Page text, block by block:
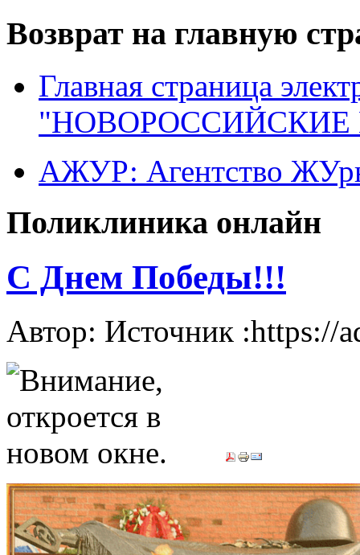
Возврат на главную
Главная страница
"НОВОРОССИЙСКИЕ
АЖУР: Агентство
Поликлиника онлайн
С Днем Победы!!!
Автор: Источник :https://